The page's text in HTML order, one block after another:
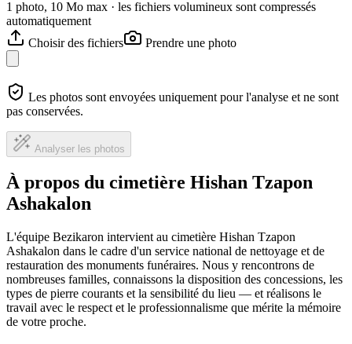
1 photo, 10 Mo max · les fichiers volumineux sont compressés
automatiquement
Choisir des fichiers
Prendre une photo
Les photos sont envoyées uniquement pour l'analyse et ne sont
pas conservées.
Analyser les photos
À propos du cimetière Hishan Tzapon
Ashakalon
L'équipe Bezikaron intervient au cimetière Hishan Tzapon
Ashakalon dans le cadre d'un service national de nettoyage et de
restauration des monuments funéraires. Nous y rencontrons de
nombreuses familles, connaissons la disposition des concessions, les
types de pierre courants et la sensibilité du lieu — et réalisons le
travail avec le respect et le professionnalisme que mérite la mémoire
de votre proche.